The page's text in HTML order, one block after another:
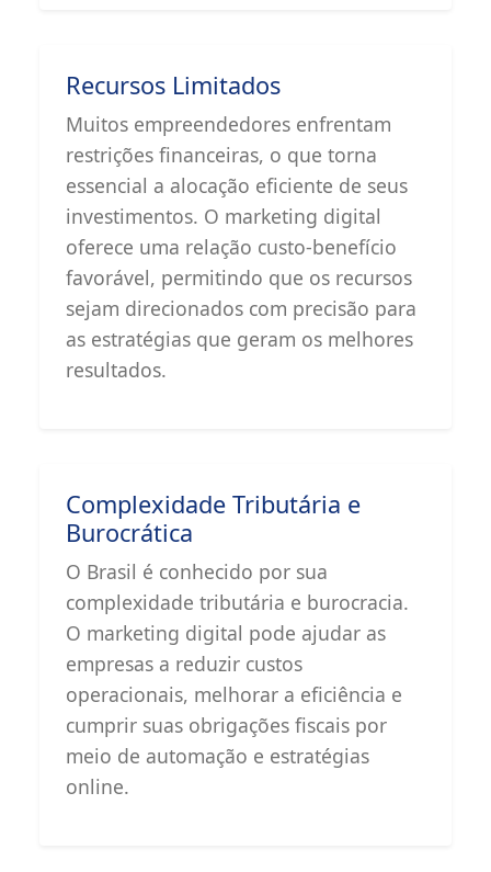
Recursos Limitados
Muitos empreendedores enfrentam
restrições financeiras, o que torna
essencial a alocação eficiente de seus
investimentos. O marketing digital
oferece uma relação custo-benefício
favorável, permitindo que os recursos
sejam direcionados com precisão para
as estratégias que geram os melhores
resultados.
Complexidade Tributária e
Burocrática
O Brasil é conhecido por sua
complexidade tributária e burocracia.
O marketing digital pode ajudar as
empresas a reduzir custos
operacionais, melhorar a eficiência e
cumprir suas obrigações fiscais por
meio de automação e estratégias
online.